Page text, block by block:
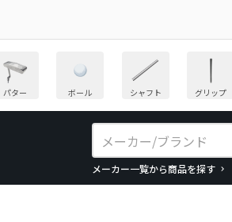
パター ボール シャフト グリップ
メーカー一覧から商品を探す